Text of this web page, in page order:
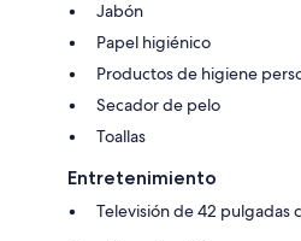
Jabón
Papel higiénico
Productos de higiene
Secador de pelo
Toallas
Entretenimiento
Televisión de 42 pulgadas